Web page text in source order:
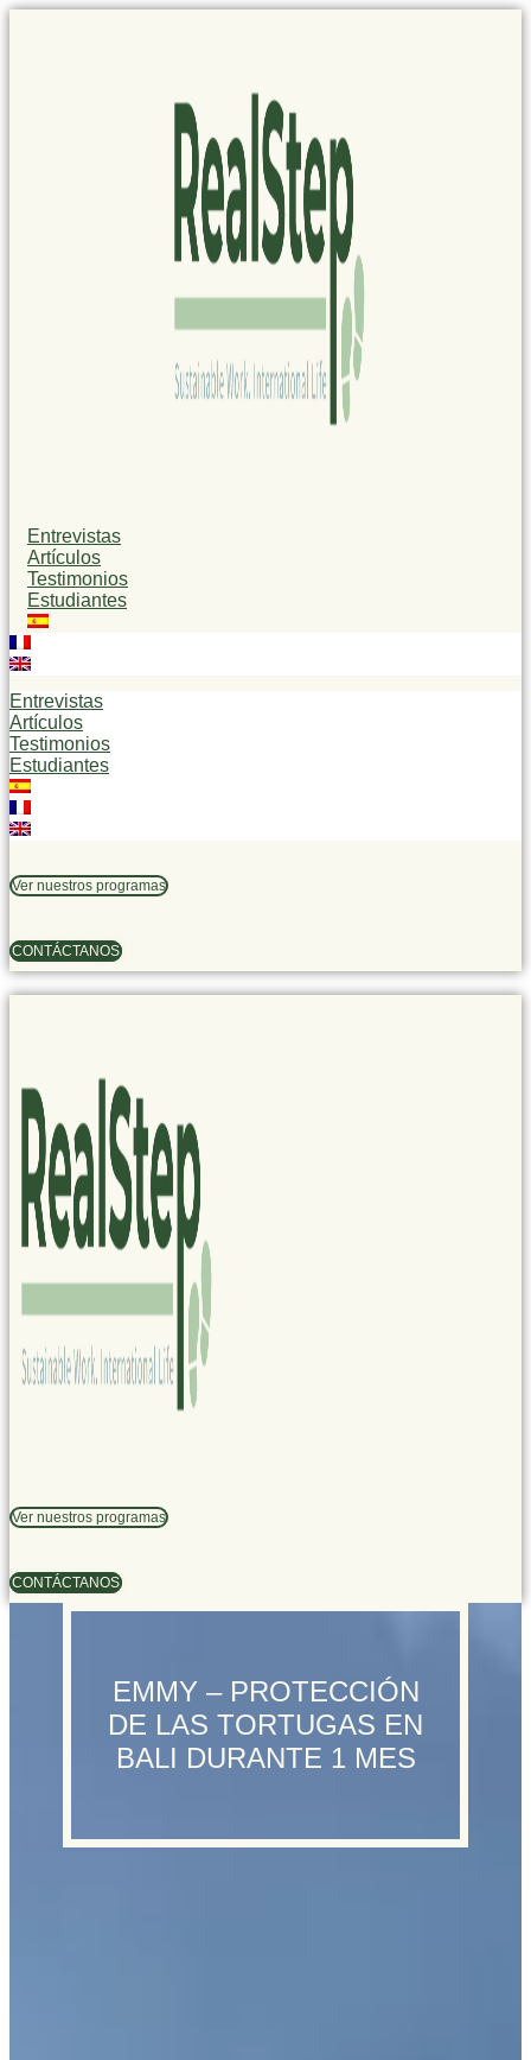
Panel de gestión de cookies
Entrevistas
Artículos
Testimonios
Estudiantes
Entrevistas
Artículos
Testimonios
Estudiantes
Ver nuestros programas
CONTÁCTANOS
Ver nuestros programas
CONTÁCTANOS
EMMY – PROTECCIÓN
DE LAS TORTUGAS EN
BALI DURANTE 1 MES